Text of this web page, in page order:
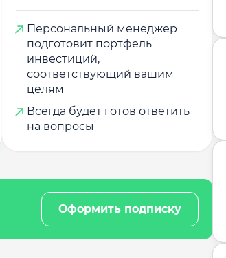
Персональный менеджер
подготовит портфель
инвестиций,
соответствующий вашим
целям
Всегда будет готов ответить
на вопросы
Оформить подписку